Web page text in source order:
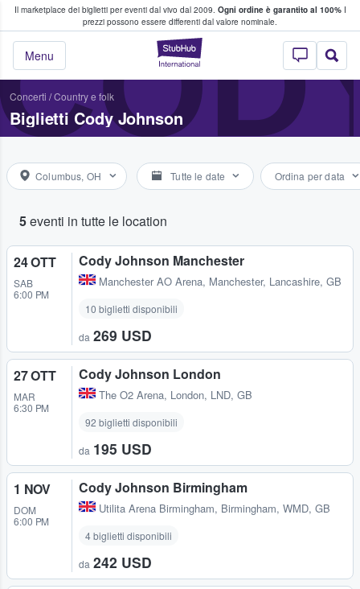
Il marketplace dei biglietti per eventi dal vivo dal 2009. Ogni ordine è garantito al 100%I
prezzi possono essere differenti dal valore nominale.
StubHub - Dove
Menu
fan comprano e vendono biglietti
Concerti /Country e folk
Biglietti Cody Johnson
Columbus, OH Tutte le date Ordina per data
5eventi in tutte le location
24 OTT
SAB
6:00 PM
Cody Johnson Manchester
Manchester AO Arena, Manchester, Lancashire, GB
10 biglietti disponibili
da 269 USD
27 OTT
MAR
6:30 PM
Cody Johnson London
The O2 Arena, London, LND, GB
92 biglietti disponibili
da 195 USD
1 NOV
DOM
6:00 PM
Cody Johnson Birmingham
Utilita Arena Birmingham, Birmingham, WMD, GB
4 biglietti disponibili
da 242 USD